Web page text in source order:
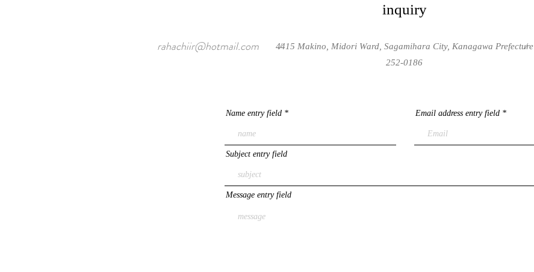
inquiry
rahachiir@hotmail.com /
4415 Makino, Midori Ward, Sagamihara City, Kanagawa Prefecture
252-0186
/
Name entry field Email address entry field
Subject entry field
Message entry field